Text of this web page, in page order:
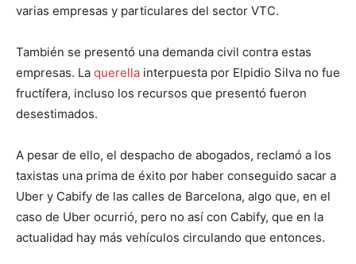
varias empresas y particulares del sector VTC.
También se presentó una demanda civil contra estas
empresas. La querella interpuesta por Elpidio Silva no fue
fructífera, incluso los recursos que presentó fueron
desestimados.
A pesar de ello, el despacho de abogados, reclamó a los
taxistas una prima de éxito por haber conseguido sacar a
Uber y Cabify de las calles de Barcelona, algo que, en el
caso de Uber ocurrió, pero no así con Cabify, que en la
actualidad hay más vehículos circulando que entonces.